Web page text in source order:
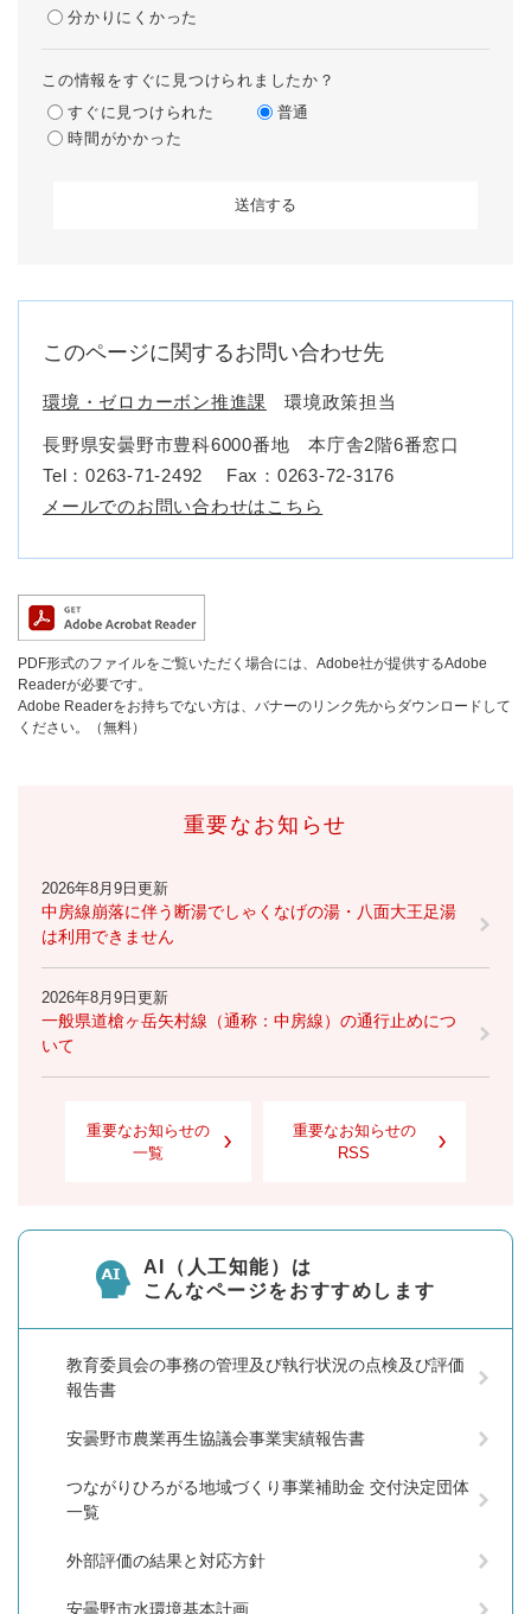
分かりにくかった
この情報をすぐに見つけられましたか？
すぐに見つけられた
普通
時間がかかった
このページに関するお問い合わせ先
環境・ゼロカーボン推進課 環境政策担当
長野県安曇野市豊科6000番地 本庁舎2階6番窓口
Tel：0263-71-2492
Fax：0263-72-3176
メールでのお問い合わせはこちら
PDF形式のファイルをご覧いただく場合には、Adobe社が提供するAdobe
Readerが必要です。
Adobe Readerをお持ちでない方は、バナーのリンク先からダウンロードして
ください。（無料）
重要なお知らせ
2026年8月9日更新
中房線崩落に伴う断湯でしゃくなげの湯・八面大王足湯
は利用できません
2026年8月9日更新
一般県道槍ヶ岳矢村線（通称：中房線）の通行止めにつ
いて
重要なお知らせの
一覧
重要なお知らせの
RSS
AI（人工知能）は
こんなページをおすすめします
教育委員会の事務の管理及び執行状況の点検及び評価
報告書
安曇野市農業再生協議会事業実績報告書
つながりひろがる地域づくり事業補助金 交付決定団体
一覧
外部評価の結果と対応方針
安曇野市水環境基本計画